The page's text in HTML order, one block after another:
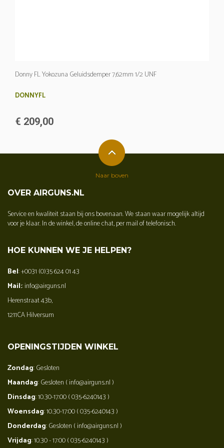
Donny FL Yokozuna Geluidsdemper 7,62mm 1/2 UNF
DONNYFL
€ 209,00
OVER AIRGUNS.NL
Service en kwaliteit staan bij ons bovenaan. We staan waar mogelijk altijd
voor je klaar. In de winkel, de online chat, per mail of telefonisch.
HOE KUNNEN WE JE HELPEN?
Bel: +0031 (0)35 624 01 43
Mail:: info@airguns.nl
Herenstraat 43b,
1211CA Hilversum
OPENINGSTIJDEN WINKEL
Zondag: Gesloten
Maandag: Gesloten ( info@airguns.nl )
Dinsdag: 10.30-17:00 ( 035-6240143 )
Woensdag: 10.30-17:00 ( 035-6240143 )
Donderdag: Gesloten ( info@airguns.nl )
Vrijdag: 10.30 - 17:00 ( 035-6240143 )
Naar boven